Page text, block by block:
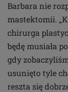
Barbara nie
mastektomii.
chirurga
będę musiała
gdy
usunięto tyle
reszta się